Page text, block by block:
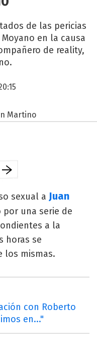
de las pericias
en la causa
de reality,
sexual a Juan
por una serie de
a la
horas se
los mismas.
con Roberto
en..."